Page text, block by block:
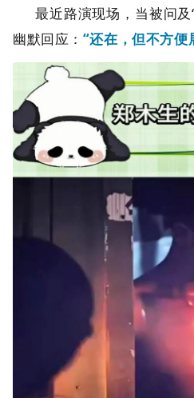
最近路演现场，当被问
幽默回应： “还在，但不方便